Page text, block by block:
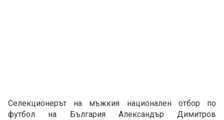
Селекционерът на мъжкия национален отбор по
футбол на България Александър Димитров